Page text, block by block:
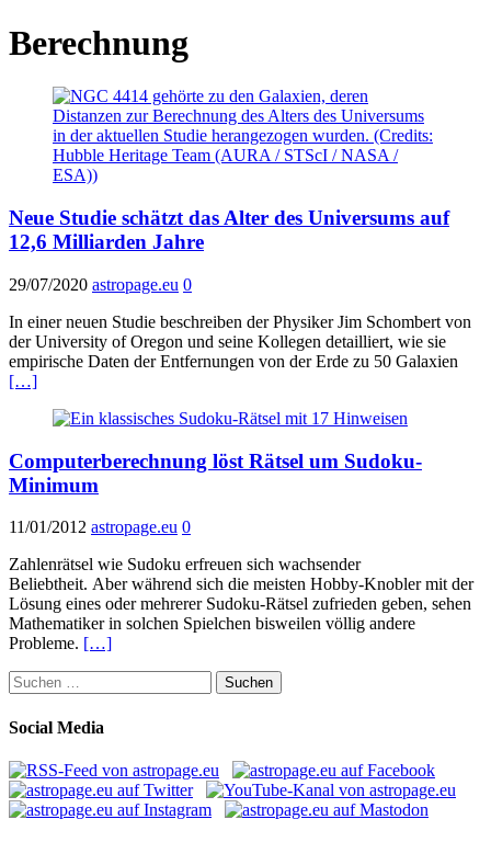
Berechnung
Neue Studie schätzt das Alter des Universums auf
12,6 Milliarden Jahre
29/07/2020 astropage.eu 0
In einer neuen Studie beschreiben der Physiker Jim Schombert von
der University of Oregon und seine Kollegen detailliert, wie sie
empirische Daten der Entfernungen von der Erde zu 50 Galaxien
[…]
Computerberechnung löst Rätsel um Sudoku-
Minimum
11/01/2012 astropage.eu 0
Zahlenrätsel wie Sudoku erfreuen sich wachsender
Beliebtheit. Aber während sich die meisten Hobby-Knobler mit der
Lösung eines oder mehrerer Sudoku-Rätsel zufrieden geben, sehen
Mathematiker in solchen Spielchen bisweilen völlig andere
Probleme. […]
Suchen
nach:
Social Media